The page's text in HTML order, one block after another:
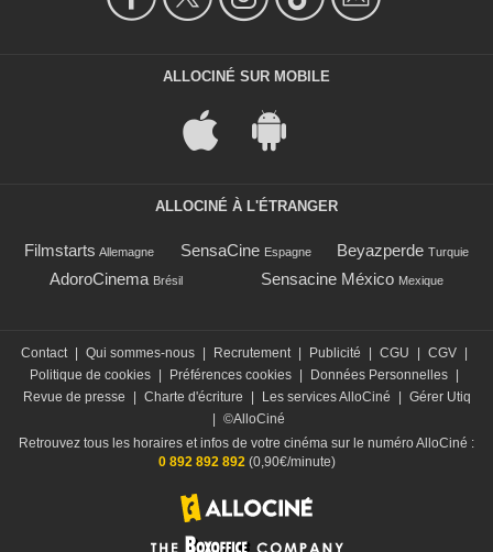
ALLOCINÉ SUR MOBILE
ALLOCINÉ À L'ÉTRANGER
Filmstarts Allemagne SensaCine Espagne Beyazperde Turquie
AdoroCinema Brésil Sensacine México Mexique
Contact | Qui sommes-nous | Recrutement | Publicité | CGU | CGV |
Politique de cookies | Préférences cookies | Données Personnelles |
Revue de presse
| Charte d'écriture | Les services AlloCiné | Gérer Utiq
| ©AlloCiné
Retrouvez tous les horaires et infos de votre cinéma sur le numéro AlloCiné :
0 892 892 892(0,90€/minute)